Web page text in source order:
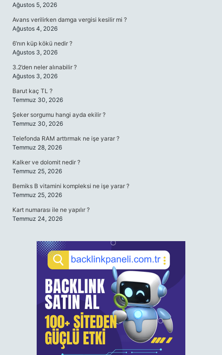
Ağustos 5, 2026
Avans verilirken damga vergisi kesilir mi ?
Ağustos 4, 2026
6’nın küp kökü nedir ?
Ağustos 3, 2026
3.2’den neler alınabilir ?
Ağustos 3, 2026
Barut kaç TL ?
Temmuz 30, 2026
Şeker sorgumu hangi ayda ekilir ?
Temmuz 30, 2026
Telefonda RAM arttırmak ne işe yarar ?
Temmuz 28, 2026
Kalker ve dolomit nedir ?
Temmuz 25, 2026
Bemiks B vitamini kompleksi ne işe yarar ?
Temmuz 25, 2026
Kart numarası ile ne yapılır ?
Temmuz 24, 2026